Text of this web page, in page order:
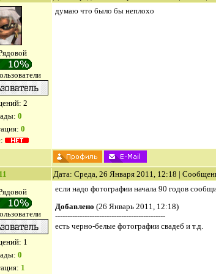
2
0
0
думаю что было бы неплохо
11 Дата: Среда, 26 Января 2011, 12:18 |
1
0
1
если надо фотографии начала 90 годов
Добавлено (26 Январь 2011, 12:18)
---------------------------------------------
есть черно-белые фотографии свадеб и т.д.